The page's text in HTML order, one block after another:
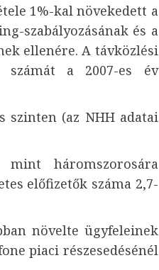
1%-kal növekedett a
szabályozásának és a
ellenére. A távközlési
számát a 2007-es év
szinten (az NHH adatai
háromszorosára
előfizetők száma 2,7-
növelte ügyfeleinek
piaci részesedésénél